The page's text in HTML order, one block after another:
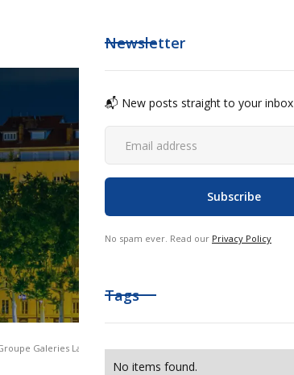
L'Alliance France Tourisme
Newsletter
📬 New posts straight to your inbox
No spam ever. Read our Privacy Policy
Tags
No items found.
Galeries Lafayette